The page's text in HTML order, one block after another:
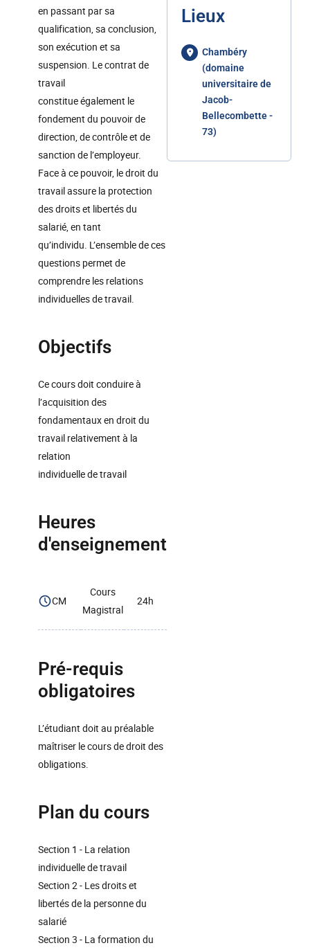
en passant par sa
qualification, sa conclusion,
son exécution et sa
suspension. Le contrat de
travail
constitue également le
fondement du pouvoir de
direction, de contrôle et de
sanction de l’employeur.
Face à ce pouvoir, le droit du
travail assure la protection
des droits et libertés du
salarié, en tant
qu’individu. L’ensemble de ces
questions permet de
comprendre les relations
individuelles de travail.
Objectifs
Ce cours doit conduire à
l’acquisition des
fondamentaux en droit du
travail relativement à la
relation
individuelle de travail
Heures
d'enseignement
CM
Cours
Magistral
24h
Pré-requis
obligatoires
L’étudiant doit au préalable
maîtriser le cours de droit des
obligations.
Plan du cours
Section 1 - La relation
individuelle de travail
Section 2 - Les droits et
libertés de la personne du
salarié
Section 3 - La formation du
Lieux
Chambéry
(domaine
universitaire de
Jacob-
Bellecombette -
73)